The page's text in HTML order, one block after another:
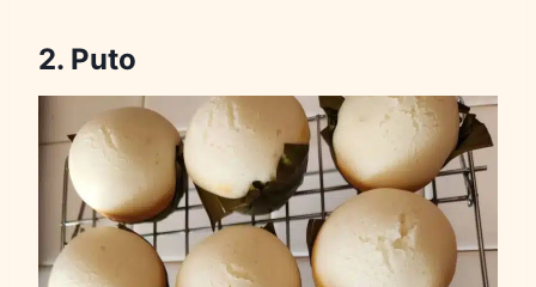
2. Puto